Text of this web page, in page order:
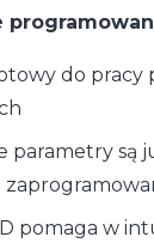
do pracy
parametry są
pomaga w